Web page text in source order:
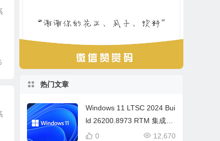
热门文章
Windows 11 LTSC 2024 Bui
ld 26200.8973 RTM 集成更
新镜像3合1( 2026年7月版)
12,670
0